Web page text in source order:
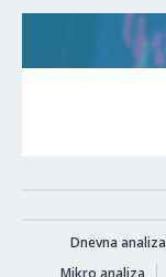
Dnevna analiza
Mikro analiza